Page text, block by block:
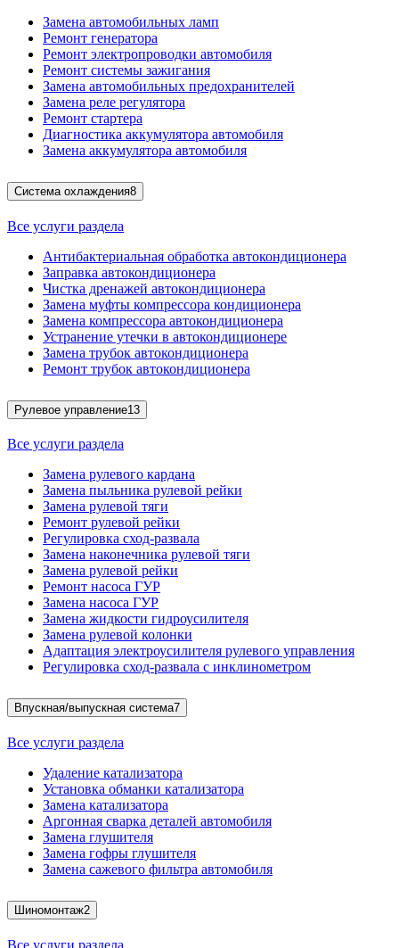
Замена автомобильных ламп
Ремонт генератора
Ремонт электропроводки автомобиля
Ремонт системы зажигания
Замена автомобильных предохранителей
Замена реле регулятора
Ремонт стартера
Диагностика аккумулятора автомобиля
Замена аккумулятора автомобиля
Система охлаждения8
Все услуги раздела
Антибактериальная обработка автокондиционера
Заправка автокондиционера
Чистка дренажей автокондиционера
Замена муфты компрессора кондиционера
Замена компрессора автокондиционера
Устранение утечки в автокондиционере
Замена трубок автокондиционера
Ремонт трубок автокондиционера
Рулевое управление13
Все услуги раздела
Замена рулевого кардана
Замена пыльника рулевой рейки
Замена рулевой тяги
Ремонт рулевой рейки
Регулировка сход-развала
Замена наконечника рулевой тяги
Замена рулевой рейки
Ремонт насоса ГУР
Замена насоса ГУР
Замена жидкости гидроусилителя
Замена рулевой колонки
Адаптация электроусилителя рулевого управления
Регулировка сход-развала с инклинометром
Впускная/выпускная система7
Все услуги раздела
Удаление катализатора
Установка обманки катализатора
Замена катализатора
Аргонная сварка деталей автомобиля
Замена глушителя
Замена гофры глушителя
Замена сажевого фильтра автомобиля
Шиномонтаж2
Все услуги раздела